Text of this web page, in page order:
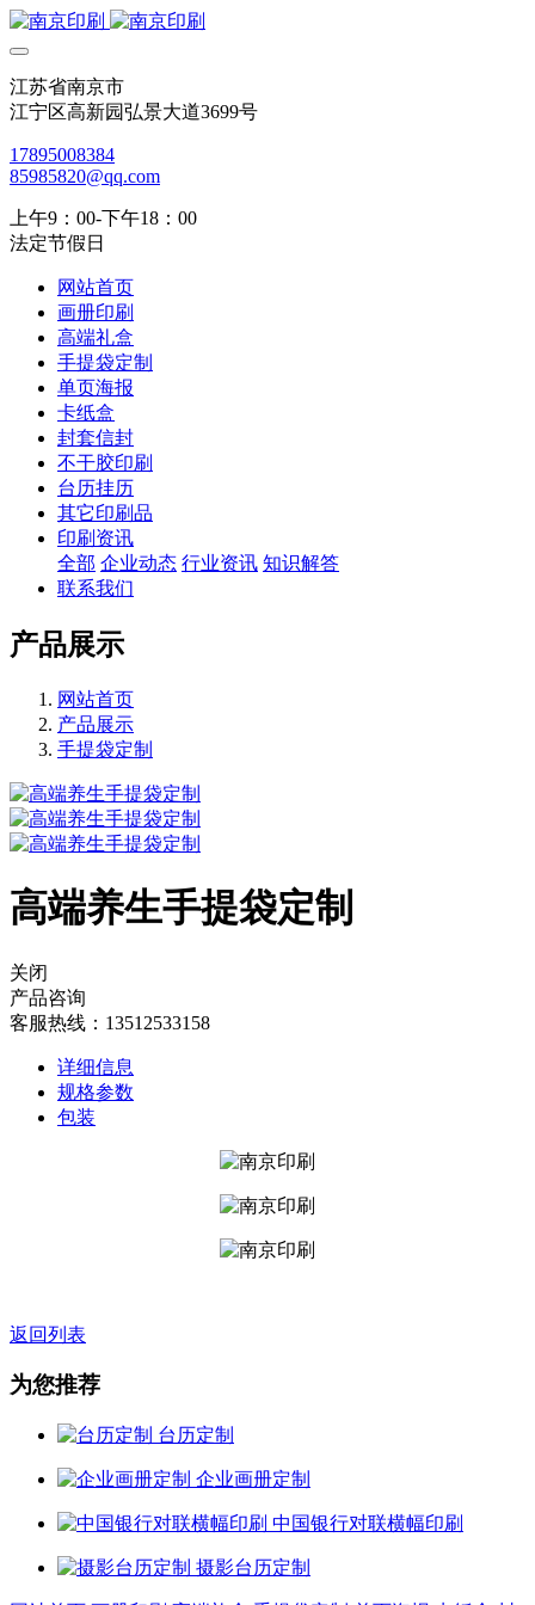
江苏省南京市
江宁区高新园弘景大道3699号
17895008384
85985820@qq.com
上午9：00-下午18：00
法定节假日
网站首页
画册印刷
高端礼盒
手提袋定制
单页海报
卡纸盒
封套信封
不干胶印刷
台历挂历
其它印刷品
印刷资讯
全部 企业动态 行业资讯 知识解答
联系我们
产品展示
网站首页
产品展示
手提袋定制
高端养生手提袋定制
关闭
产品咨询
客服热线：13512533158
详细信息
规格参数
包装
返回列表
为您推荐
台历定制
企业画册定制
中国银行对联横幅印刷
摄影台历定制